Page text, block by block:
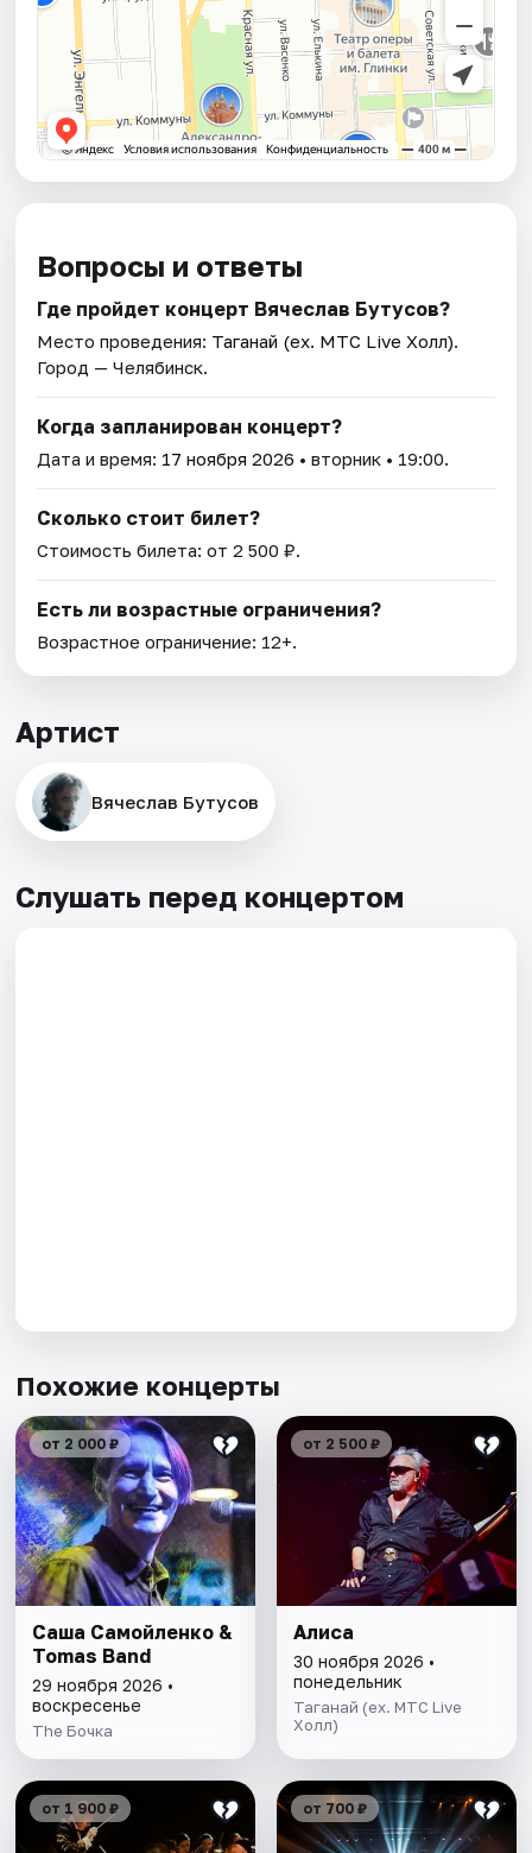
Вопросы и ответы
Где пройдет концерт Вячеслав Бутусов?
Место проведения: Таганай (ex. МТС Live Холл).
Город — Челябинск.
Когда запланирован концерт?
Дата и время: 17 ноября 2026 • вторник • 19:00.
Сколько стоит билет?
Стоимость билета: от 2 500 ₽.
Есть ли возрастные ограничения?
Возрастное ограничение: 12+.
Артист
Вячеслав Бутусов
Слушать перед концертом
Похожие концерты
от 2 000 ₽
Саша Самойленко &
Tomas Band
29 ноября 2026 •
воскресенье
The Бочка
от 2 500 ₽
Алиса
30 ноября 2026 •
понедельник
Таганай (ex. МТС Live
Холл)
от 1 900 ₽ от 700 ₽